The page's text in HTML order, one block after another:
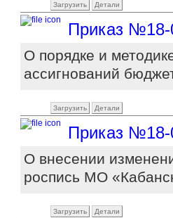
Загрузить Детали
Приказ №18-
О порядке и
ассигнований
Загрузить Детали
Приказ №18-
О внесении
роспись МО
Загрузить Детали